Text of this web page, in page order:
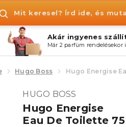
Mit keresel? Írd ide, és
Akár ingyenes
Már 2 parfüm rendelésekor
Hugo Boss Hugo Energise
HUGO BOSS
Hugo Energise
Eau De Toilette